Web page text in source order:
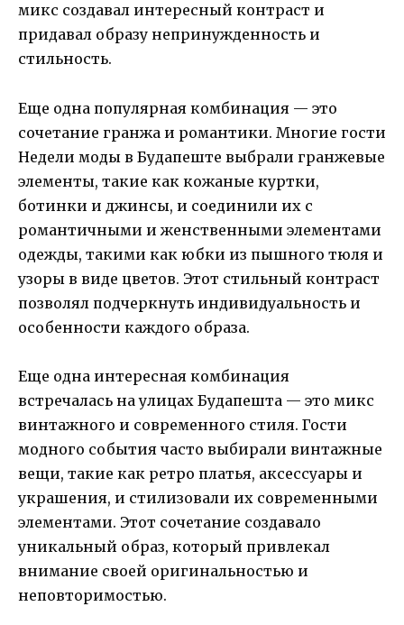
микс создавал интересный контраст и
придавал образу непринужденность и
стильность.
Еще одна популярная комбинация — это
сочетание гранжа и романтики. Многие гости
Недели моды в Будапеште выбрали гранжевые
элементы, такие как кожаные куртки,
ботинки и джинсы, и соединили их с
романтичными и женственными элементами
одежды, такими как юбки из пышного тюля и
узоры в виде цветов. Этот стильный контраст
позволял подчеркнуть индивидуальность и
особенности каждого образа.
Еще одна интересная комбинация
встречалась на улицах Будапешта — это микс
винтажного и современного стиля. Гости
модного события часто выбирали винтажные
вещи, такие как ретро платья, аксессуары и
украшения, и стилизовали их современными
элементами. Этот сочетание создавало
уникальный образ, который привлекал
внимание своей оригинальностью и
неповторимостью.